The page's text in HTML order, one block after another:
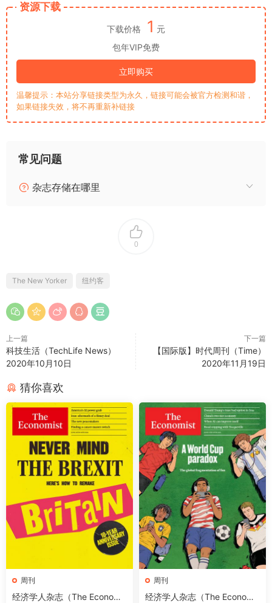
资源下载
下载价格 1 元
包年VIP免费
立即购买
温馨提示：本站分享链接类型为永久，链接可能会被官方检测和谐，
如果链接失效，将不再重新补链接
常见问题
杂志存储在哪里
0
The New Yorker 纽约客
上一篇
科技生活（TechLife News）
2020年10月10日
下一篇
【国际版】时代周刊（Time）
2020年11月19日
猜你喜欢
周刊
经济学人杂志（The Economis
周刊
经济学人杂志（The Economis